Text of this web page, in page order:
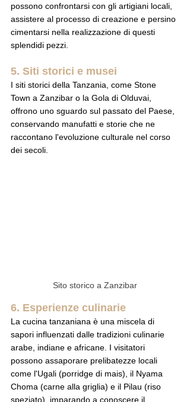
possono confrontarsi con gli artigiani locali,
assistere al processo di creazione e persino
cimentarsi nella realizzazione di questi
splendidi pezzi.
5. Siti storici e musei
I siti storici della Tanzania, come Stone
Town a Zanzibar o la Gola di Olduvai,
offrono uno sguardo sul passato del Paese,
conservando manufatti e storie che ne
raccontano l'evoluzione culturale nel corso
dei secoli.
Sito storico a Zanzibar
6. Esperienze culinarie
La cucina tanzaniana è una miscela di
sapori influenzati dalle tradizioni culinarie
arabe, indiane e africane. I visitatori
possono assaporare prelibatezze locali
come l'Ugali (porridge di mais), il Nyama
Choma (carne alla griglia) e il Pilau (riso
speziato), imparando a conoscere il